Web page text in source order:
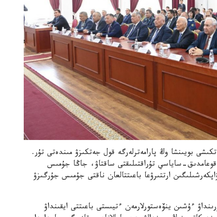
بويىنشا وڭ پارامەترلەرگە قول جەتكىزۋ مىندەتى تۇر.
قوعامدىق-ساياسي تۇراقتىلىقتى ساقتاۋ، جاڭا جۇمىس
ارتتىرۋعا باعىتتالعان ناقتى جۇمىس جۇرگىزۋ
ءۇشىن ينۆەستورلارمەن ءتيىستى باعىتتى ايقىنداۋ